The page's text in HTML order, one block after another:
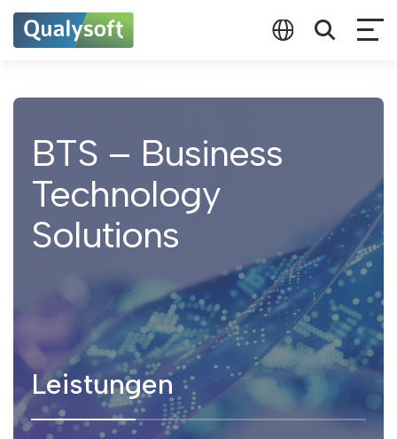
BTS – Business
Technology
Solutions
Leistungen